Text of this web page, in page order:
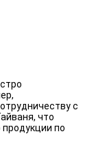
с
что
по